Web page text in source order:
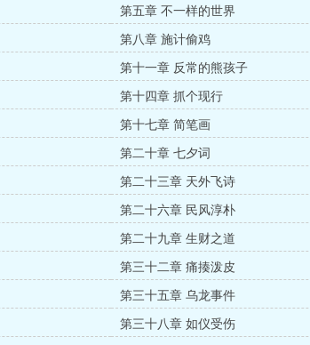
第五章 不一样的世界
第八章 施计偷鸡
第十一章 反常的熊孩子
第十四章 抓个现行
第十七章 简笔画
第二十章 七夕词
第二十三章 天外飞诗
第二十六章 民风淳朴
第二十九章 生财之道
第三十二章 痛揍泼皮
第三十五章 乌龙事件
第三十八章 如仪受伤